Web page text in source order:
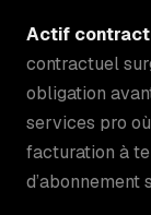
Actif
contractuel
obligation
services pro
facturation à
d’abonnement